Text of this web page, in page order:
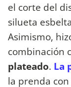
el corte del
silueta
Asimismo,
combinación
plateado. La
la prenda con